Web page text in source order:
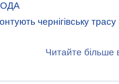
ОДА
чернігівську
Читайте більше